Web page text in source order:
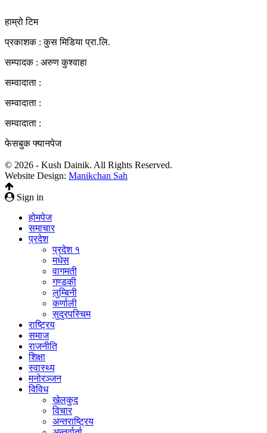
हाम्रो टिम
प्रकाशक : कुस मिडिया प्रा‍.लि.
सम्पादक : अरुण कुश्वाहा
सम्वादाता :
सम्वादाता :
सम्वादाता :
फेसबुक फ्यानपेज
© 2026 - Kush Dainik. All Rights Reserved.
Website Design: Manikchan Sah
Sign in
होमपेज
समाचार
प्रदेश
प्रदेश १
मधेस
वागमती
गण्डकी
लुम्बिनी
कर्णाली
सुदुरपस्चिम
राष्ट्रिय
समाज
राजनीति
शिक्षा
स्वास्थ्य
मनोरञ्जन
विविध
खेलकुद
विचार
अन्तराष्ट्रिय